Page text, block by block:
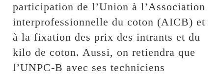
participation de l’Union à l’Association
interprofessionnelle du coton (AICB) et
à la fixation des prix des intrants et du
kilo de coton. Aussi, on retiendra que
l’UNPC-B avec ses techniciens